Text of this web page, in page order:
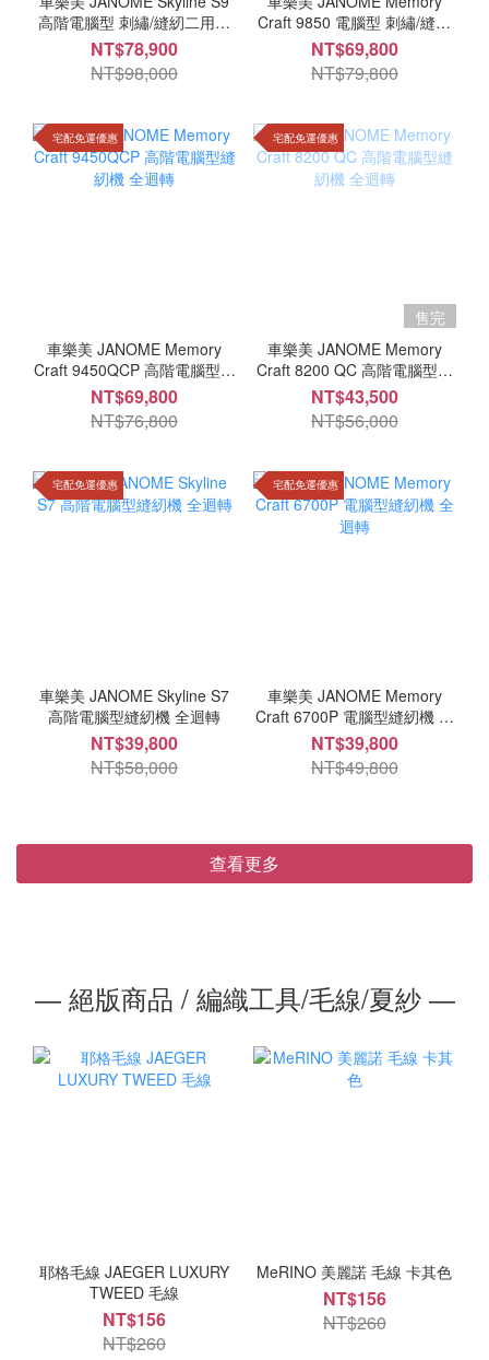
高階電腦型 刺繡/縫紉二用機
全迴轉 首創可收納獨立式刺繡
臂 另有打版軟可加購
NT$78,900
NT$98,000
Craft 9850 電腦型 刺繡/縫紉
二用機 全迴轉 首創可收納獨
立式刺繡臂 另有打版軟可加購
獨賣機種
NT$69,800
NT$79,800
宅配免運優惠
車樂美 JANOME Memory
Craft 9450QCP 高階電腦型縫
紉機 全迴轉
NT$69,800
NT$76,800
宅配免運優惠
售完
車樂美 JANOME Memory
Craft 8200 QC 高階電腦型縫
紉機 全迴轉
NT$43,500
NT$56,000
宅配免運優惠
車樂美 JANOME Skyline S7
高階電腦型縫紉機 全迴轉
NT$39,800
NT$58,000
宅配免運優惠
車樂美 JANOME Memory
Craft 6700P 電腦型縫紉機 全
迴轉
NT$39,800
NT$49,800
查看更多
― 絕版商品 / 編織工具/毛線/夏紗 ―
耶格毛線 JAEGER LUXURY
TWEED 毛線
NT$156
NT$260
MeRINO 美麗諾 毛線 卡其色
NT$156
NT$260